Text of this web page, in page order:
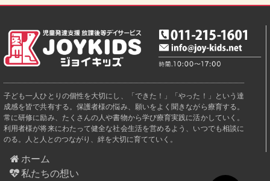
子ども一人ひとりの個性を大切にし、「できた！」「やった！」という達
成感を皆で共有する。保護者様の悩み、願いをよく聞きながら療育する。
常に研修に励み、たくさんの人や書物から学び療育実践に活かしていく。
利用者様が将来にわたって健全な社会生活を営めるよう、いつでも相談に
のる。人と人とのつながり、絆を大切に育てていく。
ホーム
私たちの想い